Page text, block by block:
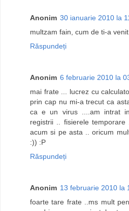
Anonim 30 ianuarie 2010 la
multzam fain, cum de ti-a
Răspundeți
Anonim 6 februarie 2010 la
mai frate ... lucrez cu
prin cap nu mi-a trecut ca
ca e un virus ....am intrat
registrii .. fisierele
acum si pe asta .. oricum
:)) :P
Răspundeți
Anonim 13 februarie 2010 la
foarte tare frate ..ms mult